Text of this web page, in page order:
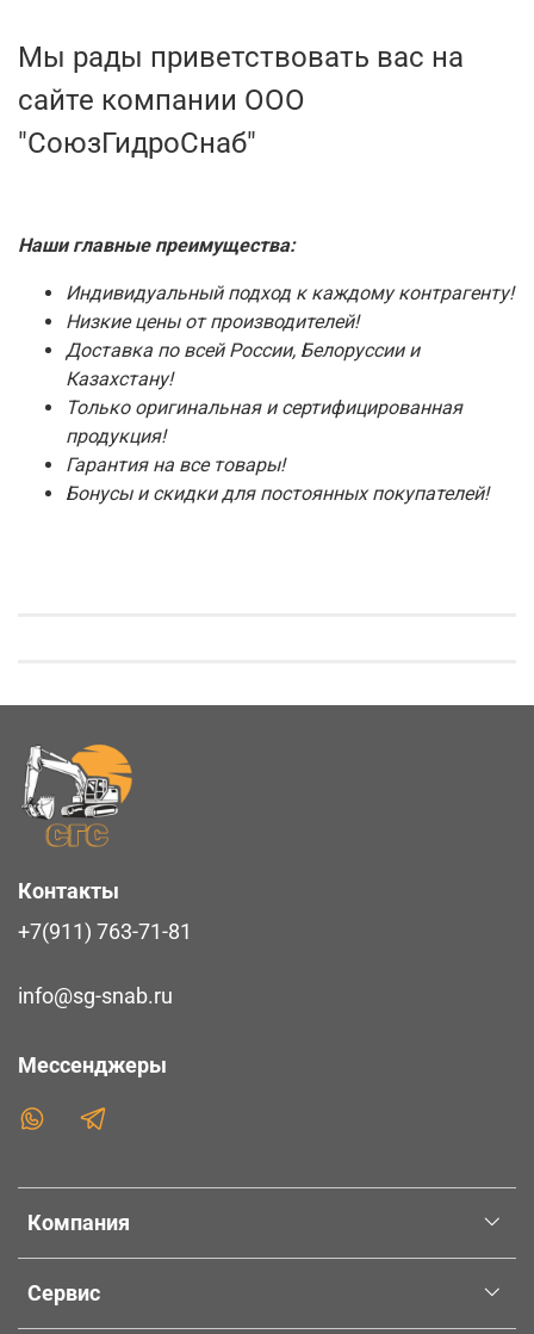
Мы рады приветствовать вас на
сайте компании ООО
"СоюзГидроСнаб"
Наши главные преимущества:
Индивидуальный подход к каждому контрагенту!
Низкие цены от производителей!
Доставка по всей России, Белоруссии и
Казахстану!
Только оригинальная и сертифицированная
продукция!
Гарантия на все товары!
Бонусы и скидки для постоянных покупателей!
Компания
Сервис
Контакты
+7(911) 763-71-81
info@sg-snab.ru
Мессенджеры